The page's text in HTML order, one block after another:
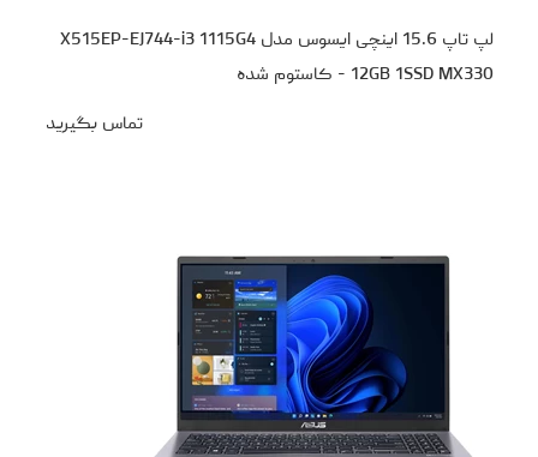
لپ تاپ 15.6 اینچی ایسوس مدل X515EP-EJ744-i3 1115G4
12GB 1SSD MX330 - کاستوم شده
تماس بگیرید